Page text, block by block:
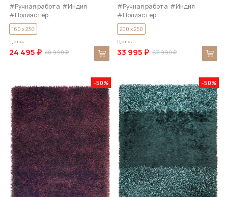
#Ручная работа #Индия
#Полиэстер
160 x 230
Цена:
48 990 ₽
24 495 ₽
#Ручная работа #Индия
#Полиэстер
200 x 250
Цена:
67 990 ₽
33 995 ₽
-50% -50%